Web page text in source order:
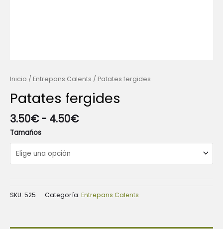
Inicio / Entrepans Calents / Patates fergides
Patates fergides
3.50€ - 4.50€
Tamaños
SKU: 525 Categoría: Entrepans Calents